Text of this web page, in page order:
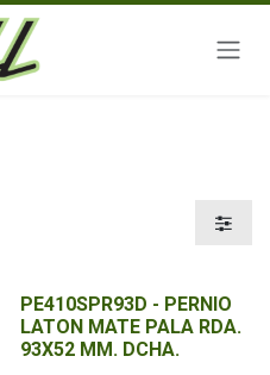
PE410SPR93D - PERNIO
LATON MATE PALA RDA.
93X52 MM. DCHA.